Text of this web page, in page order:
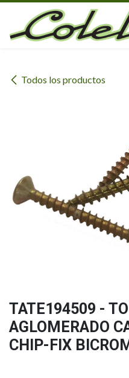
Ir al contenido
Todos los productos
TATE194509 -
AGLOMERADO
CHIP-FIX